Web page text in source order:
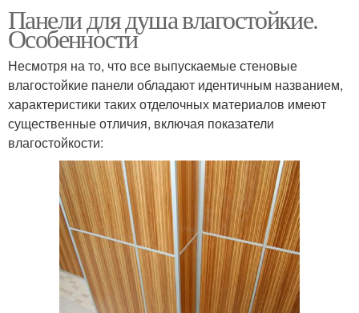
Панели для душа влагостойкие.
Особенности
Несмотря на то, что все выпускаемые стеновые
влагостойкие панели обладают идентичным названием,
характеристики таких отделочных материалов имеют
существенные отличия, включая показатели
влагостойкости: